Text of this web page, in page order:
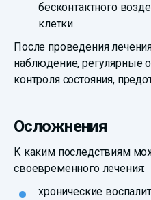
бесконтактного
клетки.
После проведения
наблюдение, регулярные
контроля состояния,
Осложнения
К каким последствиям
своевременного лечения:
хронические